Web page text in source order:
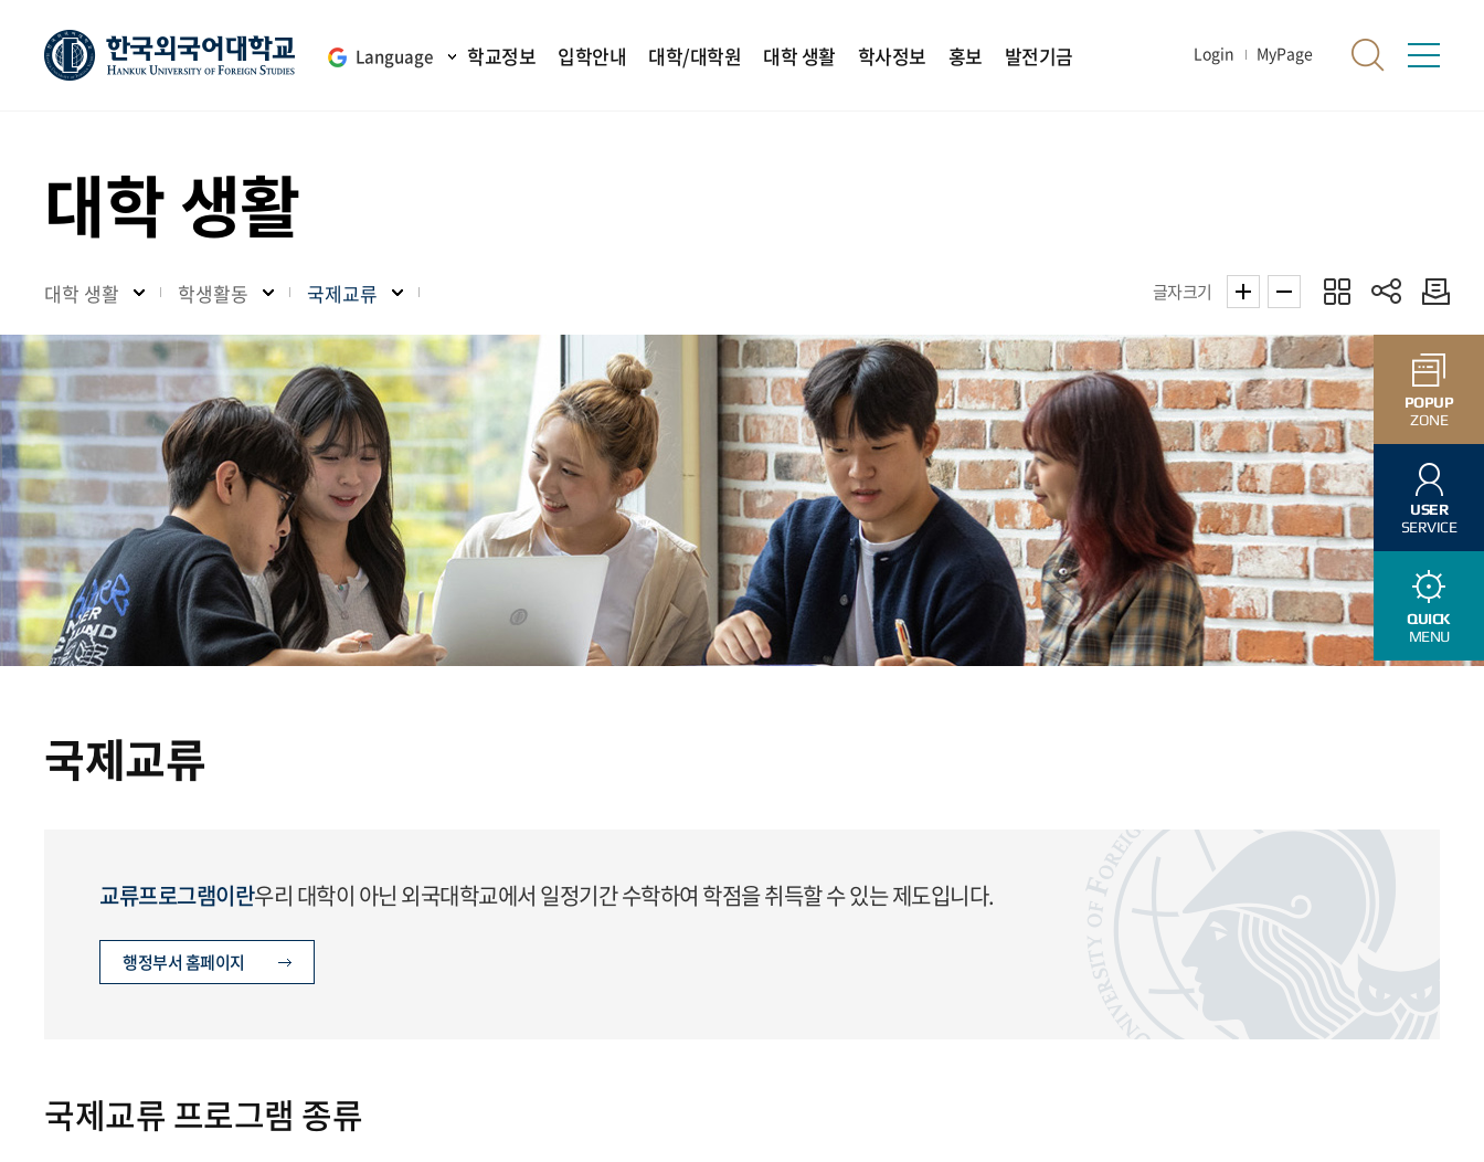
Language 학교정보 입학안내 대학/대학원 대학 생활 학사정보 홍보 발전기금 Login MyPage
POPUP
ZONE
USER
SERVICE
QUICK
MENU
대학 생활
대학 생활 학생활동 국제교류 글자크기
국제교류
교류프로그램이란우리 대학이 아닌 외국대학교에서 일정기간 수학하여 학점을 취득할 수 있는 제도입니다.
행정부서 홈페이지
국제교류 프로그램 종류